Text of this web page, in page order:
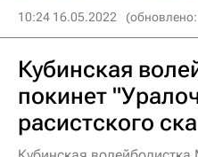
10:24 16.05.2022
Кубинская
покинет
расистского